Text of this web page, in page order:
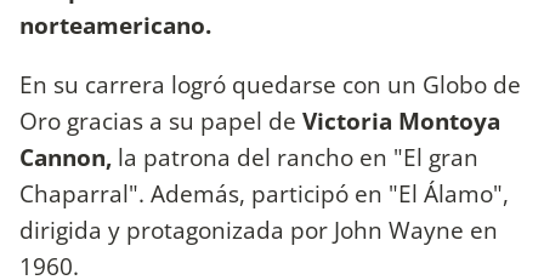
norteamericano.
En su carrera logró quedarse con un Globo de
Oro gracias a su papel de Victoria Montoya
Cannon, la patrona del rancho en "El gran
Chaparral". Además, participó en "El Álamo",
dirigida y protagonizada por John Wayne en
1960.